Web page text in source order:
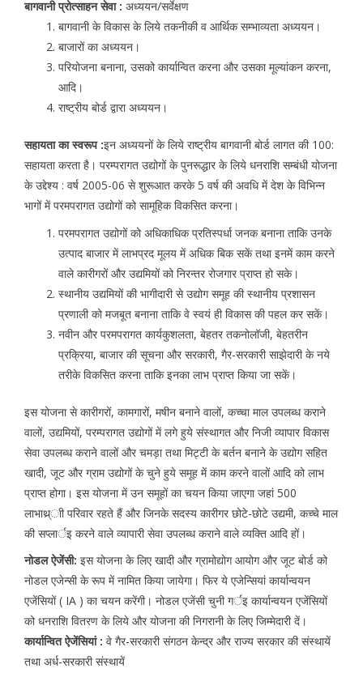
बागवानी प्रोत्साहन सेवा : अध्ययन/सर्वेक्षण
बागवानी के विकास के लिये तकनीकी व आर्थिक सम्भाव्यता अध्ययन।
बाजारों का अध्ययन।
परियोजना बनाना, उसको कार्यान्वित करना और उसका मूल्यांकन करना,
आदि।
राष्ट्रीय बोर्ड द्वारा अध्ययन।
सहायता का स्वरूप :इन अध्ययनों के लिये राष्ट्रीय बागवानी बोर्ड लागत की 100:
सहायता करता है। परम्परागत उद्योगों के पुनरूद्धार के लिये धनराशि सम्बंधी योजना
के उद्देश्य : वर्ष 2005-06 से शुरूआत करके 5 वर्ष की अवधि में देश के विभिन्न
भागों में परमपरागत उद्योगों को सामूहिक विकसित करना।
परमपरागत उद्योगों को अधिकाधिक प्रतिस्पर्धा जनक बनाना ताकि उनके
उत्पाद बाजार में लाभप्रद मूलय में अधिक बिक सकें तथा इनमें काम करने
वाले कारीगरों और उद्यमियों को निरन्तर रोजगार प्राप्त हो सके।
स्थानीय उद्यमियों की भागीदारी से उद्योग समूह की स्थानीय प्रशासन
प्रणाली को मजबूत बनाना ताकि वे स्वयं ही विकास की पहल कर सकें।
नवीन और परमपरागत कार्यकुशलता, बेहतर तकनोलॉजी, बेहतरीन
प्रक्रिया, बाजार की सूचना और सरकारी, गैर-सरकारी साझेदारी के नये
तरीके विकसित करना ताकि इनका लाभ प्राप्त किया जा सकें।
इस योजना से कारीगरों, कामगारों, मषीन बनाने वालों, कच्चा माल उपलब्ध कराने
वालों, उद्यमियों, परम्परागत उद्योगों में लगे हुये संस्थागत और निजी व्यापार विकास
सेवा उपलब्ध कराने वालों और चमड़ा तथा मिट्टी के बर्तन बनाने के उद्योग सहित
खादी, जूट और ग्राम उद्योगों के चुने हुये समूह में काम करने वालों आदि को लाभ
प्राप्त होगा। इस योजना में उन समूहों का चयन किया जाएगा जहां 500
लाभाथ्र्ाी परिवार रहते हैं और जिनके सदस्य कारीगर छोटे-छोटे उद्यमी, कच्चे माल
की सप्लार्इ करने वाले व्यापारी सेवा उपलब्ध कराने वाले व्यक्ति आदि हों।
नोडल ऐजेंसी: इस योजना के लिए खादी और ग्रामोद्योग आयोग और जूट बोर्ड को
नोडल एजेन्सी के रूप में नामित किया जायेगा। फिर ये एजेन्सियां कार्यान्वयन
एजेंसियों ( IA ) का चयन करेंगी। नोडल एजेंसी चुनी गर्इ कार्यान्वयन एजेंसियों
को धनराशि वितरण के लिये और योजना की निगरानी के लिए जिम्मेदारी दें।
कार्यान्वित ऐजेंसियां : वे गैर-सरकारी संगठन केन्द्र और राज्य सरकार की संस्थायें
तथा अर्ध-सरकारी संस्थायें